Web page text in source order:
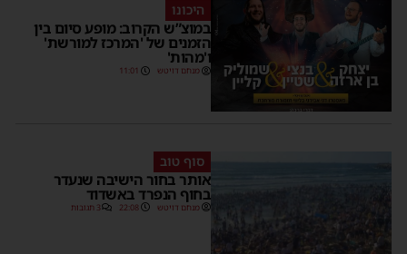
היכונו
במוצ”ש הקרוב: מופע סיום בין
הזמנים של 'המרכז למורשת'
ו'מהות'
מנחם דויטש 11:01
סוף טוב
אותר בחור הישיבה שנעדר
בחוף הנפרד באשדוד
מנחם דויטש 22:08 3 תגובות